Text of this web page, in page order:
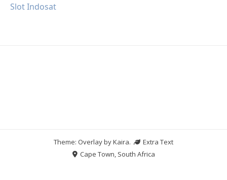
Slot Indosat
Theme: Overlay byKaira.
Extra Text
Cape Town, South Africa